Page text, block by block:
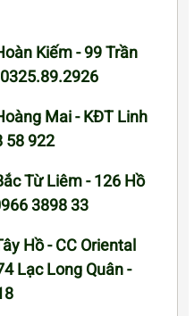
Kiếm - 99 Trần
Mai - KĐT Linh
58 922
Từ Liêm - 126 Hồ
3898 33
Hồ - CC Oriental
Lạc Long Quân -